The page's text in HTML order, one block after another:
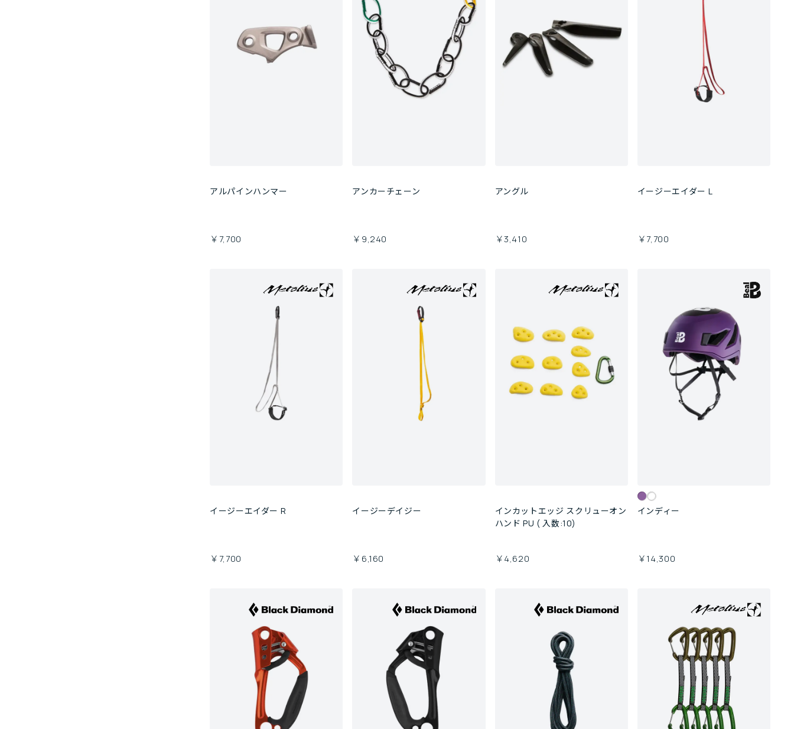
アルパインハンマー
￥7,700
アンカーチェーン
￥9,240
アングル
￥3,410
イージーエイダー L
￥7,700
イージーエイダー R
￥7,700
イージーデイジー
￥6,160
インカットエッジ スクリューオン
ハンド PU ( 入数:10)
￥4,620
インディー
￥14,300